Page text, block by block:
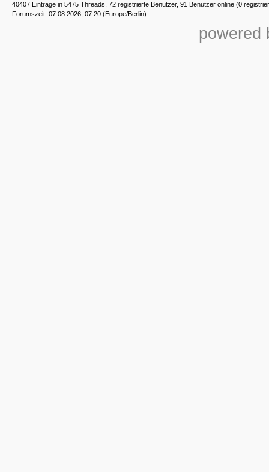
40407 Einträge in 5475 Threads, 72 registrierte Benutzer, 91 Benutzer online (0
Forumszeit: 07.08.2026, 07:20 (Europe/Berlin)
powered